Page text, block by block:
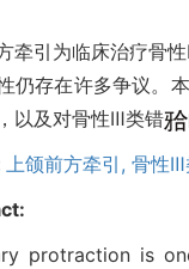
牵引为临床治疗骨
仍存在许多争议。
以及对骨性Ⅲ类错
上颌前方牵引, 骨性Ⅲ
protraction is